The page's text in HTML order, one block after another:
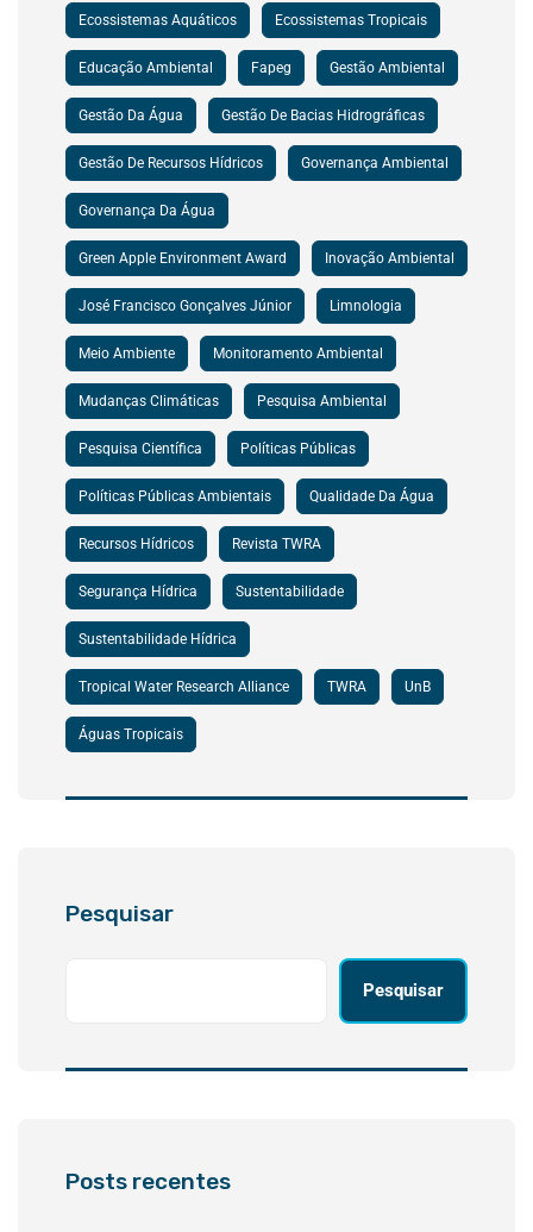
Ecossistemas Aquáticos Ecossistemas Tropicais
Educação Ambiental Fapeg Gestão Ambiental
Gestão Da Água Gestão De Bacias Hidrográficas
Gestão De Recursos Hídricos Governança Ambiental
Governança Da Água
Green Apple Environment Award Inovação Ambiental
José Francisco Gonçalves Júnior Limnologia
Meio Ambiente Monitoramento Ambiental
Mudanças Climáticas Pesquisa Ambiental
Pesquisa Científica Políticas Públicas
Políticas Públicas Ambientais Qualidade Da Água
Recursos Hídricos Revista TWRA
Segurança Hídrica Sustentabilidade
Sustentabilidade Hídrica
Tropical Water Research Alliance TWRA UnB
Águas Tropicais
Pesquisar
Pesquisar
Posts recentes